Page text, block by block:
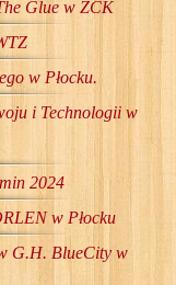
Glue w ŻCK
w Płocku.
i Technologii w
2024
w Płocku
G.H. BlueCity w